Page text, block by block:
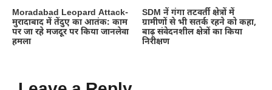
Moradabad Leopard Attack-
मुरादाबाद में तेंदुए का आतंक: काम
पर जा रहे मजदूर पर किया जानलेवा
हमला
SDM नें गंगा तटवर्ती क्षेत्रों में
ग्रामीणों से भी सतर्क रहने को कहा,
बाढ़ संवेदनशील क्षेत्रों का किया
निरीक्षण